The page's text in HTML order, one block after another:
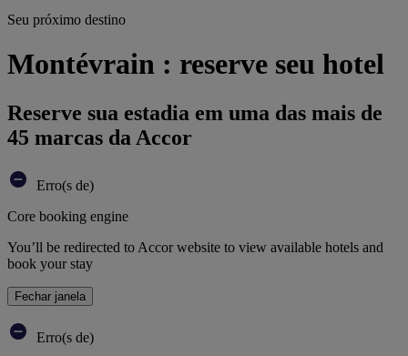
Seu próximo destino
Montévrain : reserve seu hotel
Reserve sua estadia em uma das mais de
45 marcas da Accor
Erro(s de)
Core booking engine
You’ll be redirected to Accor website to view available hotels and
book your stay
Fechar janela
Erro(s de)